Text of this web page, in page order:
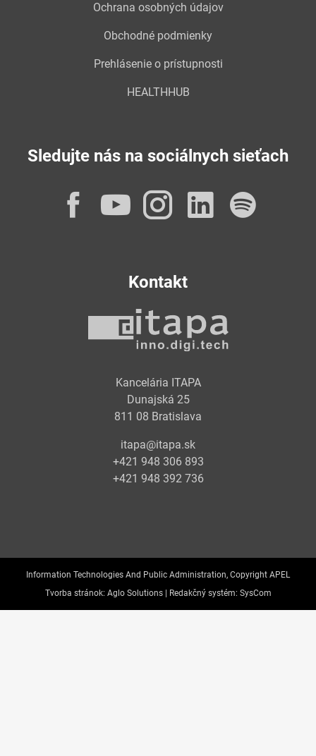
Ochrana osobných údajov
Obchodné podmienky
Prehlásenie o prístupnosti
HEALTHHUB
Sledujte nás na sociálnych sieťach
Facebook
YouTube
Instagram
Kontakt
Kancelária ITAPA
Dunajská 25
811 08 Bratislava
itapa@itapa.sk
+421 948 306 893
+421 948 392 736
Information Technologies And Public Administration, Copyright APEL
Tvorba stránok: Aglo Solutions | Redakčný systém: SysCom